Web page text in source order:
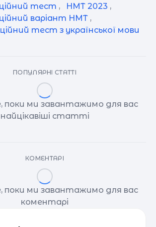
тест , НМТ 2023 ,
варіант НМТ ,
тест з української мови
ПОПУЛЯРНІ СТАТТІ
поки ми завантажимо для вас
найцікавіші статті
КОМЕНТАРІ
поки ми завантажимо для вас
коментарі